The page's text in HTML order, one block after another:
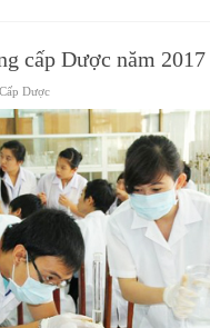
cấp Dược năm 2017
Dược